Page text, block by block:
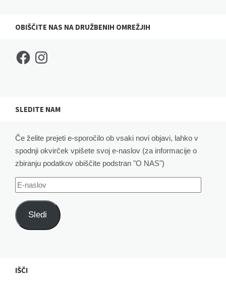
OBIŠČITE NAS NA DRUŽBENIH OMREŽJIH
FacebookInstagram
SLEDITE NAM
Če želite prejeti e-sporočilo ob vsaki novi objavi, lahko v
spodnji okvirček vpišete svoj e-naslov (za informacije o
zbiranju podatkov obiščite podstran "O NAS")
E-
naslov
Sledi
IŠČI